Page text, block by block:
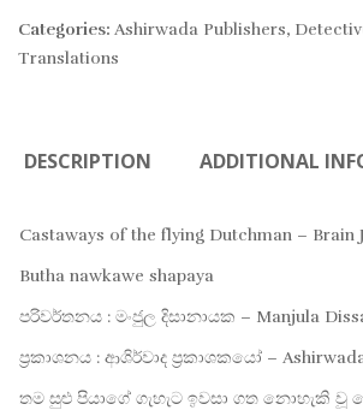
Categories: Ashirwada Publishers,
Translations
DESCRIPTION ADDITIONAL
Castaways of the flying Dutchman – Brain
Butha nawkawe shapaya
පරිවර්තනය : මංජුල දිසානායක – Manjula
ප්‍රකාශනය : ආශිර්වාද ප්‍රකාශකයෝ –
තම සුළු පියාගේ ගැහැට ඉවසා ගත නොහැකි